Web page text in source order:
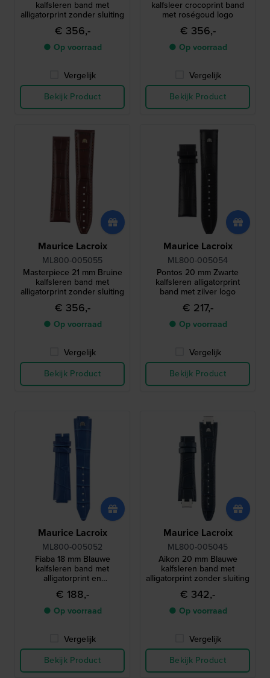
kalfsleren band met
alligatorprint zonder sluiting
€ 356,-
● Op voorraad
Vergelijk
Bekijk Product
kalfsleer crocoprint band
met roségoud logo
€ 356,-
● Op voorraad
Vergelijk
Bekijk Product
Maurice Lacroix
ML800-005055
Masterpiece 21 mm Bruine
kalfsleren band met
alligatorprint zonder sluiting
€ 356,-
● Op voorraad
Vergelijk
Bekijk Product
Maurice Lacroix
ML800-005054
Pontos 20 mm Zwarte
kalfsleren alligatorprint
band met zilver logo
€ 217,-
● Op voorraad
Vergelijk
Bekijk Product
Maurice Lacroix
ML800-005052
Fiaba 18 mm Blauwe
kalfsleren band met
alligatorprint en
zilverkleurig logo zonder
gesp
€ 188,-
● Op voorraad
Vergelijk
Bekijk Product
Maurice Lacroix
ML800-005045
Aikon 20 mm Blauwe
kalfsleren band met
alligatorprint zonder sluiting
€ 342,-
● Op voorraad
Vergelijk
Bekijk Product